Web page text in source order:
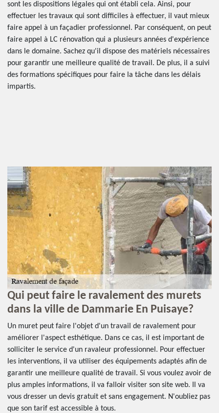
sont les dispositions légales qui ont établi cela. Ainsi, pour
effectuer les travaux qui sont difficiles à effectuer, il vaut mieux
faire appel à un façadier professionnel. Par conséquent, on peut
faire appel à LC rénovation qui a plusieurs années d'expérience
dans le domaine. Sachez qu'il dispose des matériels nécessaires
pour garantir une meilleure qualité de travail. De plus, il a suivi
des formations spécifiques pour faire la tâche dans les délais
impartis.
Qui peut faire le ravalement des murets
dans la ville de Dammarie En Puisaye?
Un muret peut faire l'objet d'un travail de ravalement pour
améliorer l'aspect esthétique. Dans ce cas, il est important de
solliciter le service d'un ravaleur professionnel. Pour effectuer
les interventions, il va utiliser des équipements adaptés afin de
garantir une meilleure qualité de travail. Si vous voulez avoir de
plus amples informations, il va falloir visiter son site web. Il va
vous dresser un devis gratuit et sans engagement. N'oubliez pas
que son tarif est accessible à tous.